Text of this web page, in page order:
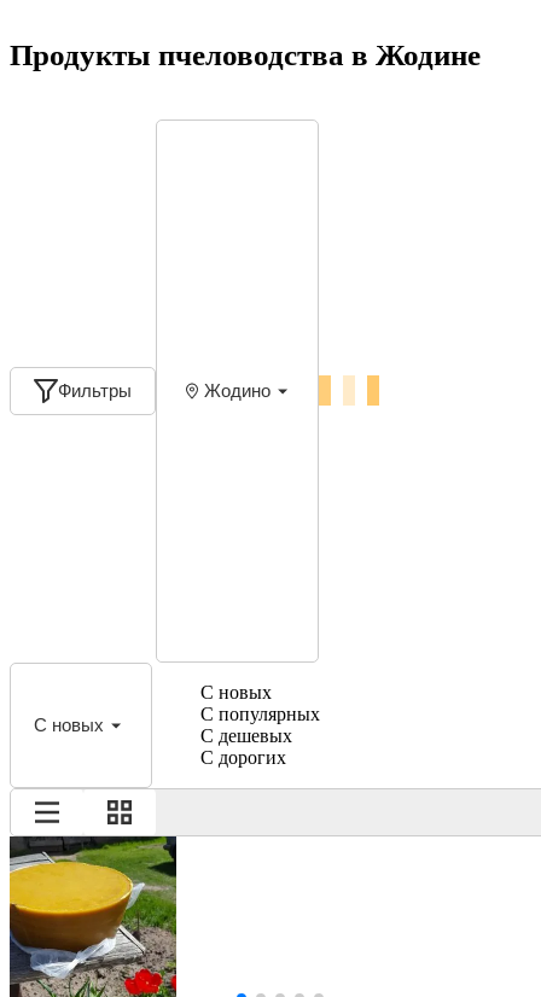
Продукты пчеловодства в Жодине
Фильтры Жодино
С новых
С новых
С популярных
С дешевых
С дорогих